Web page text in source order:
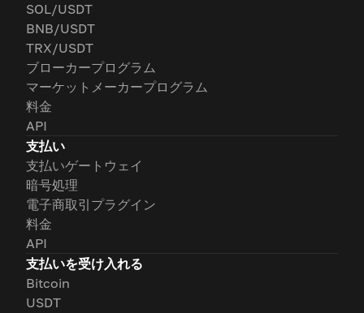
SOL/USDT
BNB/USDT
TRX/USDT
ブローカープログラム
マーケットメーカープログラム
料金
API
支払い
支払いゲートウェイ
暗号処理
電子商取引プラグイン
料金
API
支払いを受け入れる
Bitcoin
USDT